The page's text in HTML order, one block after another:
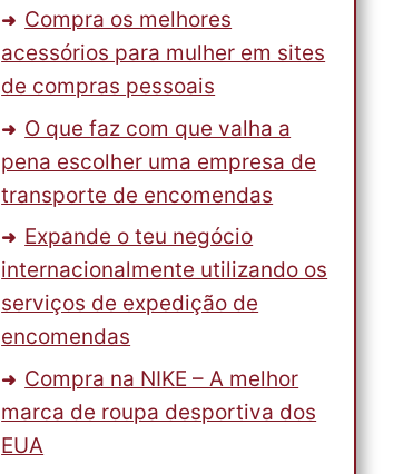
Compra os melhores
acessórios para mulher em sites
de compras pessoais
O que faz com que valha a
pena escolher uma empresa de
transporte de encomendas
Expande o teu negócio
internacionalmente utilizando os
serviços de expedição de
encomendas
Compra na NIKE – A melhor
marca de roupa desportiva dos
EUA